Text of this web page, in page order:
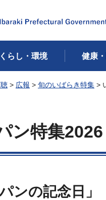
くらし・環境 健康
> 広報 > 旬のいばらき特集 >
ン特集2026
ンの記念日」